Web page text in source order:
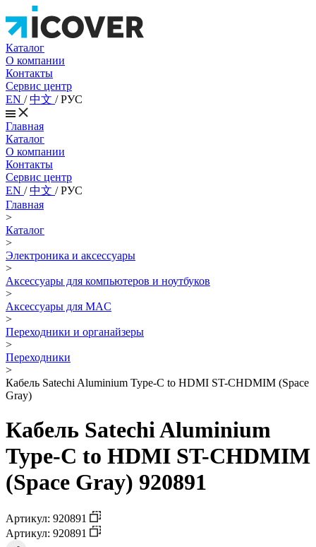
Каталог
О компании
Контакты
Сервис центр
EN /中文 /РУС
Главная
Каталог
О компании
Контакты
Сервис центр
EN /中文 /РУС
Главная
>
Каталог
>
Электроника и аксессуары
>
Аксессуары для компьютеров и ноутбуков
>
Аксессуары для MAC
>
Переходники и органайзеры
>
Переходники
>
Кабель Satechi Aluminium Type-C to HDMI ST-CHDMIM (Space
Gray)
Кабель Satechi Aluminium
Type-C to HDMI ST-CHDMIM
(Space Gray) 920891
Артикул: 920891
Артикул: 920891